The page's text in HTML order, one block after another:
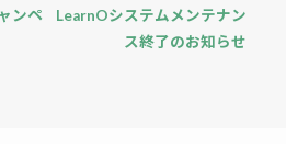
ンペ
LearnOシステムメンテナン
ス終了のお知らせ